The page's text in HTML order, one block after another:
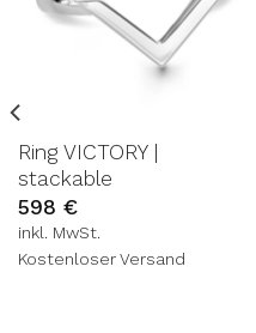
Ring VICTORY |
stackable
598 €
inkl. MwSt.
Kostenloser Versand